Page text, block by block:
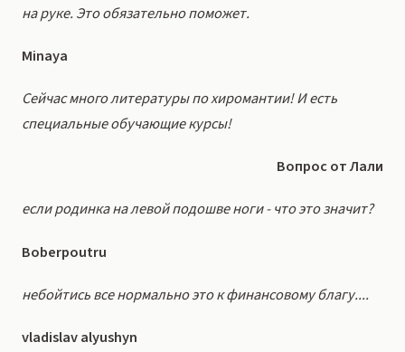
на руке. Это обязательно поможет.
Minaya
Сейчас много литературы по хиромантии! И есть
специальные обучающие курсы!
Вопрос от Лали
если родинка на левой подошве ноги - что это значит?
Boberpoutru
небойтись все нормально это к финансовому благу....
vladislav alyushyn